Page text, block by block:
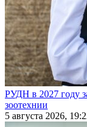
РУДН в 2027 году
зоотехнии
5 августа 2026,